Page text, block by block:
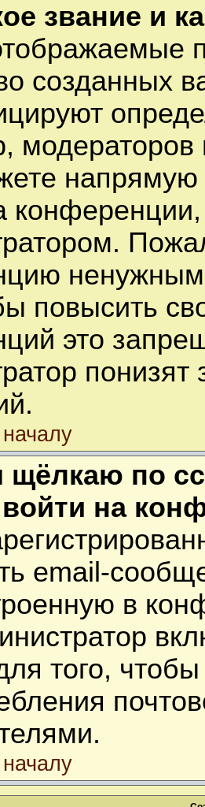
звание и
созданных
напрямую
повысить
это
понизят
щёлкаю по
на
email-
в
того,